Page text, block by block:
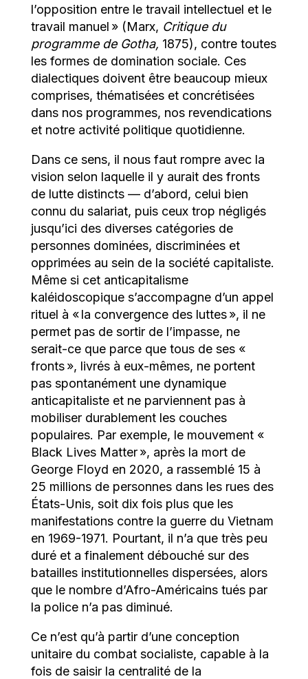
l’opposition entre le travail intellectuel et le
travail manuel » (Marx, Critique du
programme de Gotha, 1875), contre toutes
les formes de domination sociale. Ces
dialectiques doivent être beaucoup mieux
comprises, thématisées et concrétisées
dans nos programmes, nos revendications
et notre activité politique quotidienne.
Dans ce sens, il nous faut rompre avec la
vision selon laquelle il y aurait des fronts
de lutte distincts — d’abord, celui bien
connu du salariat, puis ceux trop négligés
jusqu’ici des diverses catégories de
personnes dominées, discriminées et
opprimées au sein de la société capitaliste.
Même si cet anticapitalisme
kaléidoscopique s’accompagne d’un appel
rituel à « la convergence des luttes », il ne
permet pas de sortir de l’impasse, ne
serait-ce que parce que tous de ses «
fronts », livrés à eux-mêmes, ne portent
pas spontanément une dynamique
anticapitaliste et ne parviennent pas à
mobiliser durablement les couches
populaires. Par exemple, le mouvement «
Black Lives Matter », après la mort de
George Floyd en 2020, a rassemblé 15 à
25 millions de personnes dans les rues des
États-Unis, soit dix fois plus que les
manifestations contre la guerre du Vietnam
en 1969-1971. Pourtant, il n’a que très peu
duré et a finalement débouché sur des
batailles institutionnelles dispersées, alors
que le nombre d’Afro-Américains tués par
la police n’a pas diminué.
Ce n’est qu’à partir d’une conception
unitaire du combat socialiste, capable à la
fois de saisir la centralité de la